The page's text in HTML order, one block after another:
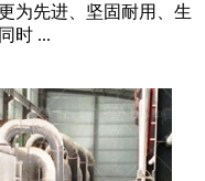
为先进、坚固耐用、生
时 ...